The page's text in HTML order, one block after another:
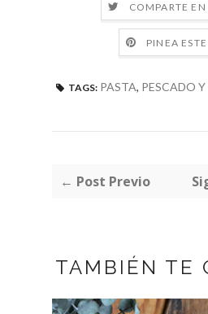
COMPARTE
PINEA
TAGS: PASTA, PESCADO
← Post Previo
TAMBIÉN TE